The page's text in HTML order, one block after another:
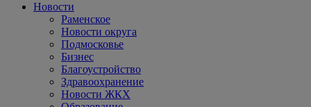
Новости
Раменское
Новости округа
Подмосковье
Бизнес
Благоустройство
Здравоохранение
Новости ЖКХ